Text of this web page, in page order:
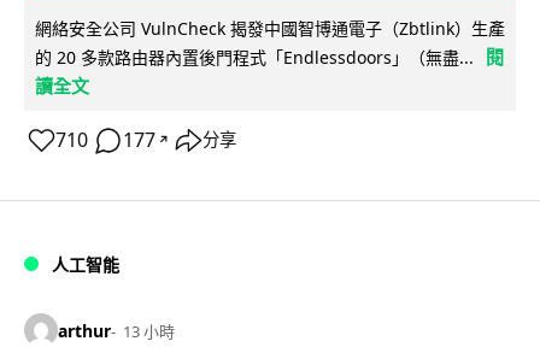
網絡安全公司 VulnCheck 揭發中國智博通電子（Zbtlink）生產
的 20 多款路由器內置後門程式「Endlessdoors」（無盡...
閱
讀全文
710 177 ↗ 分享
人工智能
arthur 13 小時